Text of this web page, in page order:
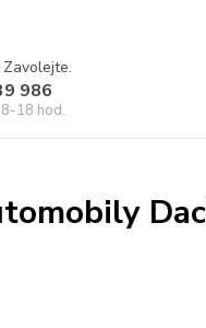
986
18 hod.